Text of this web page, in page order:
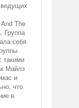
ведущих
The
Группа
себя
такими
Майлз
и
что
в